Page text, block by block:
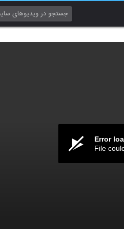
Error
File